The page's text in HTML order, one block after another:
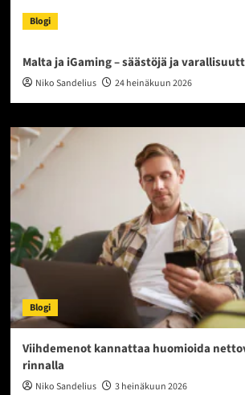
Blogi
Malta ja iGaming – säästöjä ja
Niko Sandelius 24 heinäkuun 2026
Blogi
Viihdemenot kannattaa huomioida
rinnalla
Niko Sandelius 3 heinäkuun 2026